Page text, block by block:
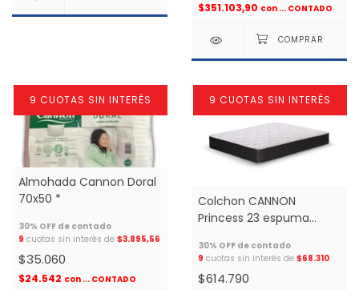
$351.103,90 con ... CONTADO
9 CUOTAS SIN INTERÉS
Almohada Cannon Doral
70x50 *
9 cuotas sin interés de $3.895,56
$35.060
$24.542 con ... CONTADO
9 CUOTAS SIN INTERÉS
Colchon CANNON
Princess 23 espuma
9 cuotas sin interés de $68.310
$614.790